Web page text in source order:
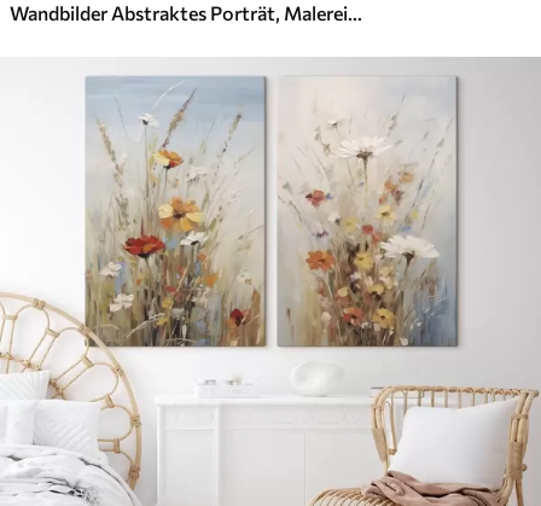
Wandbilder Abstraktes Porträt, Malerei-Imitation